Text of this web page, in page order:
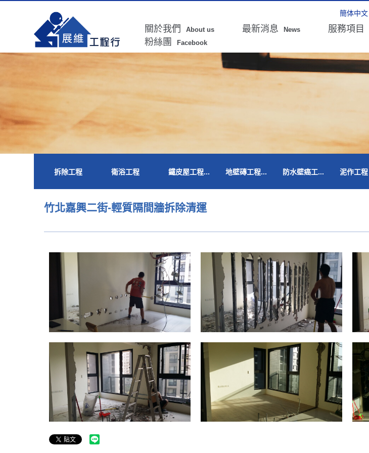
簡体中文
關於我們 About us 最新消息 News 服務項目
粉絲團 Facebook
拆除工程 衛浴工程 鐵皮屋工程... 地壁磚工程... 防水壁癌工... 泥作工程
竹北嘉興二街-輕質隔間牆拆除清運